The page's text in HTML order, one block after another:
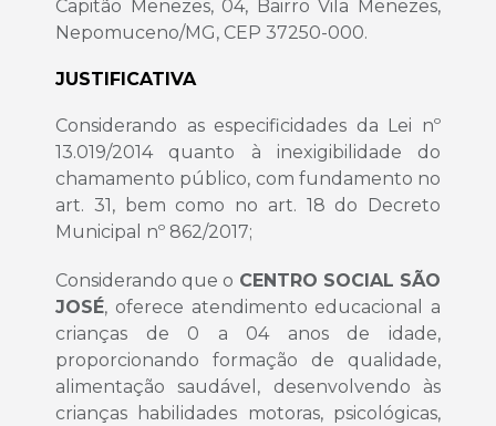
Capitão Menezes, 04, Bairro Vila Menezes,
Nepomuceno/MG, CEP 37250-000.
JUSTIFICATIVA
Considerando as especificidades da Lei nº
13.019/2014 quanto à inexigibilidade do
chamamento público, com fundamento no
art. 31, bem como no art. 18 do Decreto
Municipal nº 862/2017;
Considerando que o CENTRO SOCIAL SÃO
JOSÉ, oferece atendimento educacional a
crianças de 0 a 04 anos de idade,
proporcionando formação de qualidade,
alimentação saudável, desenvolvendo às
crianças habilidades motoras, psicológicas,